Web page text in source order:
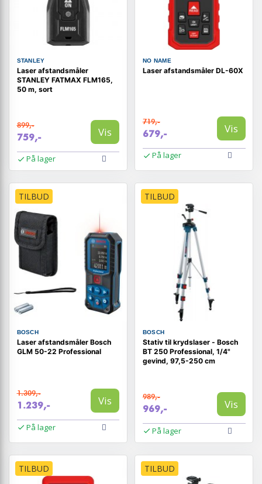
STANLEY
Laser afstandsmåler
STANLEY FATMAX FLM165,
50 m, sort
899,-
759,- Vis
På lager
NO NAME
Laser afstandsmåler DL-60X
719,-
679,- Vis
På lager
TILBUD
BOSCH
Laser afstandsmåler Bosch
GLM 50-22 Professional
1.309,-
1.239,- Vis
På lager
TILBUD
BOSCH
Stativ til krydslaser - Bosch
BT 250 Professional, 1/4"
gevind, 97,5-250 cm
989,-
969,- Vis
På lager
TILBUD TILBUD